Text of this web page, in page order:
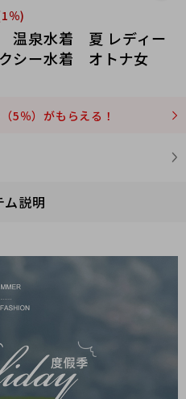
％)
泉水着 夏 レディー
シー水着 オトナ女
5％）がもらえる！
ム説明